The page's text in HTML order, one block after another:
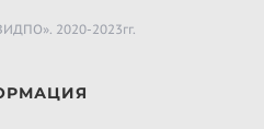
2020-2023гг.